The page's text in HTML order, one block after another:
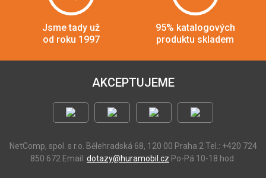
Jsme tady už
od roku 1997
95% katalogových
produktu skladem
AKCEPTUJEME
NetComp, spol. s r.o. Bělehradská 68, 120 00 Praha 2 Tel.: +420 724
850 672 Email: dotazy@huramobil.cz Po-Pá 10-18 hod.